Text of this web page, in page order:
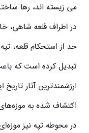
می‌ زیسته‌ اند، رها
در اطراف قلعه شاهی،
حد از استحکام قلعه،
تبدیل کرده است که
ارزشمندترین آثار
اکتشاف شده به
در محوطه تپه نیز